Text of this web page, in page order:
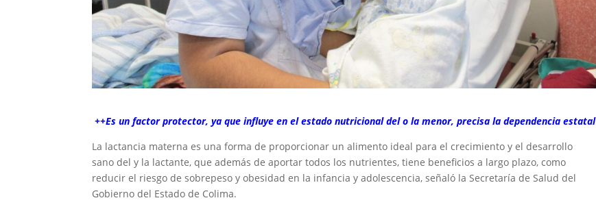
++Es un factor protector, ya que influye en el estado nutricional del o la menor, precisa la dependencia estatal
La lactancia materna es una forma de proporcionar un alimento ideal para el crecimiento y el desarrollo
sano del y la lactante, que además de aportar todos los nutrientes, tiene beneficios a largo plazo, como
reducir el riesgo de sobrepeso y obesidad en la infancia y adolescencia, señaló la Secretaría de Salud del
Gobierno del Estado de Colima.